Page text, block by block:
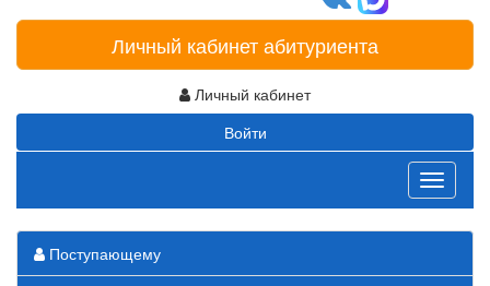
Личный кабинет абитуриента
Личный кабинет
Войти
Toggle
Поступающему